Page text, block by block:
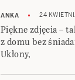
ANKA 24
Piękne zdjęcia –
z domu bez
Ukłony,